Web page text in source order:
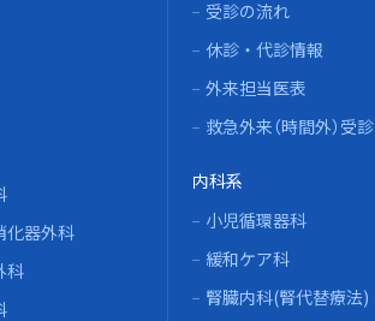
化器外科
科
受診の流れ
休診・代診情報
外来担当医表
救急外来（時間外）受診
内科系
小児循環器科
緩和ケア科
腎臓内科(腎代替療法)